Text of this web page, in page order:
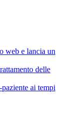
web e lancia un
delle
ai tempi